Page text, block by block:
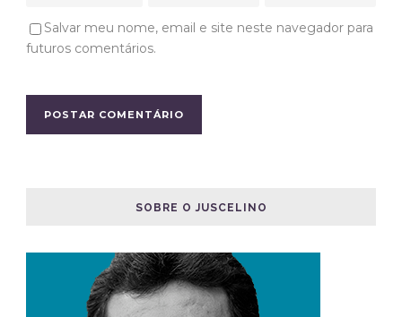
Salvar meu nome, email e site neste navegador para
futuros comentários.
SOBRE O JUSCELINO